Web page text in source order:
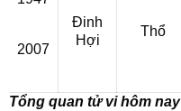
2007
Đinh
Hợi
Thổ
Tổng quan tử vi hôm